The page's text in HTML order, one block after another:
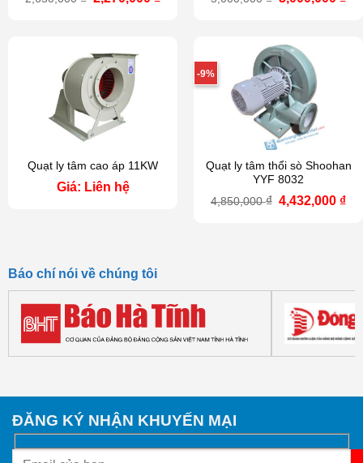
Quạt ly tâm cao áp 11KW
Giá: Liên hệ
-9%
Quạt ly tâm thổi sò Shoohan
YYF 8032
4,850,000₫ Giá
4,432,000 ₫
Báo chí nói về chúng tôi
ĐĂNG KÝ NHẬN KHUYẾN MẠI